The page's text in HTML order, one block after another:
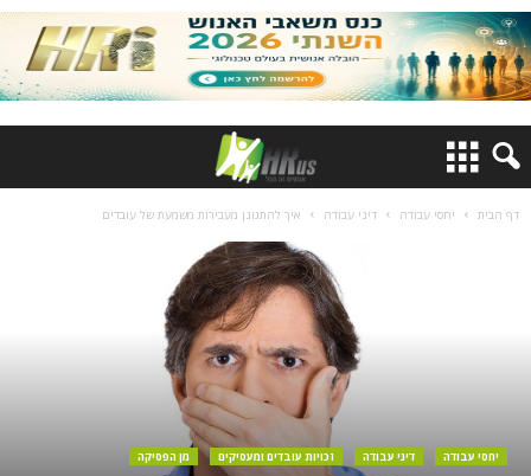
דף הבית יחסי עבודה דיני עבודה איך להתגונן מעבירות משמעת של עובדים
יחסי עבודה דיני עבודה זכויות עובדים ומעסיקים מן הפסיקה